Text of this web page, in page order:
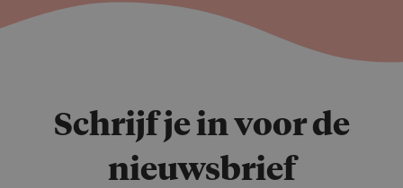
Schrijf je in voor de
nieuwsbrief